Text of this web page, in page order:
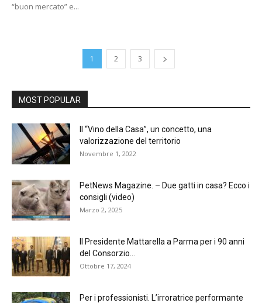
“buon mercato” e...
1 2 3
MOST POPULAR
Il “Vino della Casa”, un concetto, una
valorizzazione del territorio
Novembre 1, 2022
PetNews Magazine. – Due gatti in casa? Ecco i
consigli (video)
Marzo 2, 2025
Il Presidente Mattarella a Parma per i 90 anni
del Consorzio...
Ottobre 17, 2024
Per i professionisti. L’irroratrice performante